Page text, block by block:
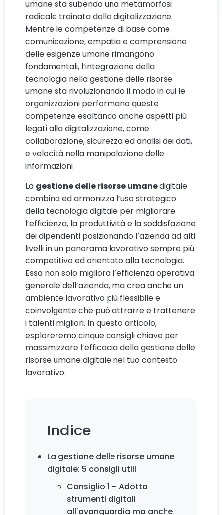
umane sta subendo una metamorfosi
radicale trainata dalla digitalizzazione.
Mentre le competenze di base come
comunicazione, empatia e comprensione
delle esigenze umane rimangono
fondamentali, l’integrazione della
tecnologia nella gestione delle risorse
umane sta rivoluzionando il modo in cui le
organizzazioni performano queste
competenze esaltando anche aspetti più
legati alla digitalizzazione, come
collaborazione, sicurezza ed analisi dei dati,
e velocità nella manipolazione delle
informazioni
La gestione delle risorse umanedigitale
combina ed armonizza l’uso strategico
della tecnologia digitale per migliorare
l’efficienza, la produttività e la soddisfazione
dei dipendenti posizionando l’azienda ad alti
livelli in un panorama lavorativo sempre più
competitivo ed orientato alla tecnologia.
Essa non solo migliora l’efficienza operativa
generale dell’azienda, ma crea anche un
ambiente lavorativo più flessibile e
coinvolgente che può attrarre e trattenere
i talenti migliori. In questo articolo,
esploreremo cinque consigli chiave per
massimizzare l’efficacia della gestione delle
risorse umane digitale nel tuo contesto
lavorativo.
Indice
La gestione delle risorse umane
digitale: 5 consigli utili
Consiglio 1 – Adotta
strumenti digitali
all'avanguardia ma anche